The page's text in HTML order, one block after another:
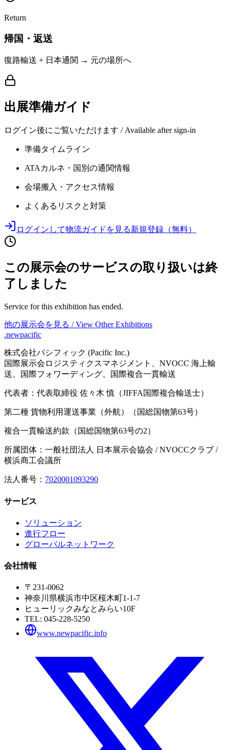
Return
帰国・返送
復路輸送 + 日本通関 → 元の場所へ
出展準備ガイド
ログイン後にご覧いただけます / Available after sign-in
準備タイムライン
ATAカルネ・国別の通関情報
会場搬入・アクセス情報
よくあるリスクと対策
ログインして物流ガイドを見る新規登録（無料）
この展示会のサービスの取り扱いは終
了しました
Service for this exhibition has ended.
他の展示会を見る / View Other Exhibitions
.newpacific
株式会社パシフィック (Pacific Inc.)
国際展示会ロジスティクスマネジメント、NVOCC 海上輸
送、国際フォワーディング、国際複合一貫輸送
代表者：代表取締役 佐々木 慎（JIFFA国際複合輸送士）
第二種 貨物利用運送事業（外航）（国総国物第63号）
複合一貫輸送約款（国総国物第63号の2）
所属団体：一般社団法人 日本展示会協会 / NVOCCクラブ /
横浜商工会議所
法人番号： 7020001093290
サービス
ソリューション
進行フロー
グローバルネットワーク
会社情報
〒231-0062
神奈川県横浜市中区桜木町1-1-7
ヒューリックみなとみらい10F
TEL: 045-228-5250
www.newpacific.info